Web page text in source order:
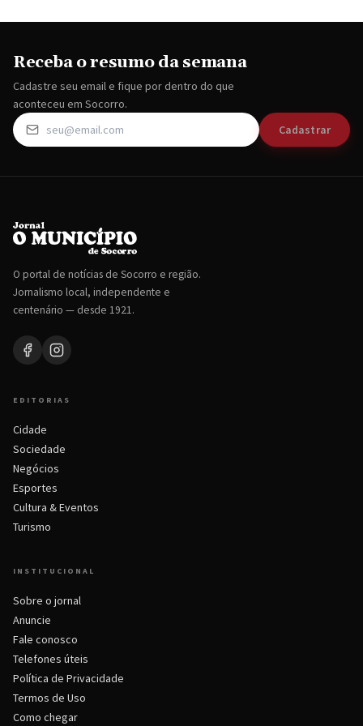
Receba o resumo da semana
Cadastre seu email e fique por dentro do que
aconteceu em Socorro.
Cadastrar
O portal de notícias de Socorro e região.
Jornalismo local, independente e
centenário — desde 1921.
EDITORIAS
Cidade
Sociedade
Negócios
Esportes
Cultura & Eventos
Turismo
INSTITUCIONAL
Sobre o jornal
Anuncie
Fale conosco
Telefones úteis
Política de Privacidade
Termos de Uso
Como chegar